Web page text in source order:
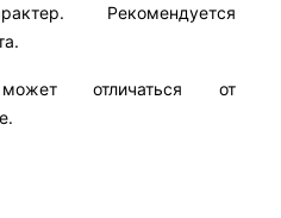
Рекомендуется
отличаться от